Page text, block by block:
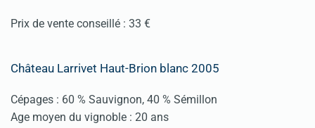
Prix de vente conseillé : 33 €
Château Larrivet Haut-Brion blanc 2005
Cépages : 60 % Sauvignon, 40 % Sémillon
Age moyen du vignoble : 20 ans